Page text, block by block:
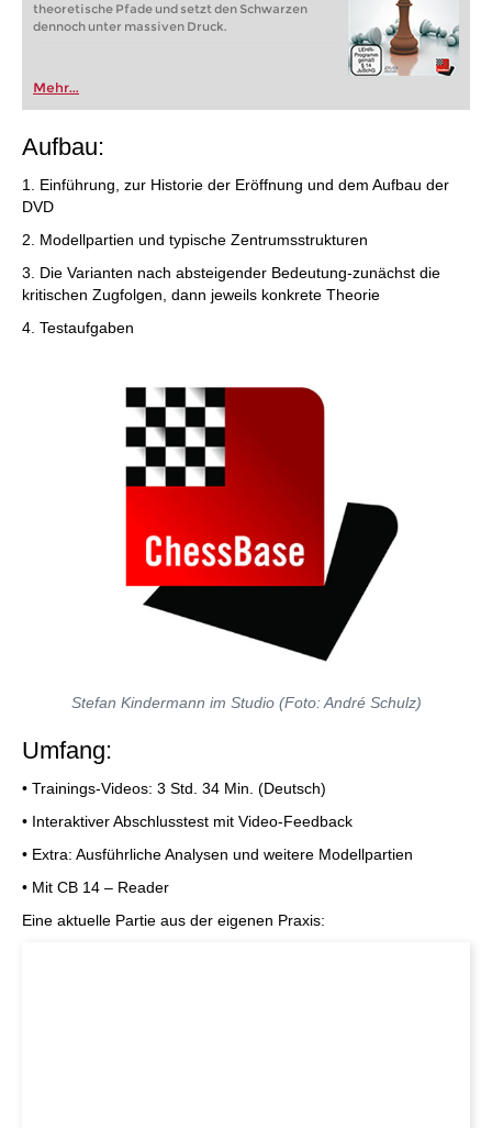
theoretische Pfade und setzt den Schwarzen
dennoch unter massiven Druck.
Mehr...
Aufbau:
1. Einführung, zur Historie der Eröffnung und dem Aufbau der
DVD
2. Modellpartien und typische Zentrumsstrukturen
3. Die Varianten nach absteigender Bedeutung-zunächst die
kritischen Zugfolgen, dann jeweils konkrete Theorie
4. Testaufgaben
Stefan Kindermann im Studio (Foto: André Schulz)
Umfang:
• Trainings-Videos: 3 Std. 34 Min. (Deutsch)
• Interaktiver Abschlusstest mit Video-Feedback
• Extra: Ausführliche Analysen und weitere Modellpartien
• Mit CB 14 – Reader
Eine aktuelle Partie aus der eigenen Praxis: